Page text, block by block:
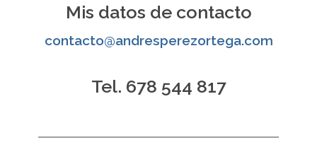
Mis datos de contacto
contacto@andresperezortega.com
Tel. 678 544 817